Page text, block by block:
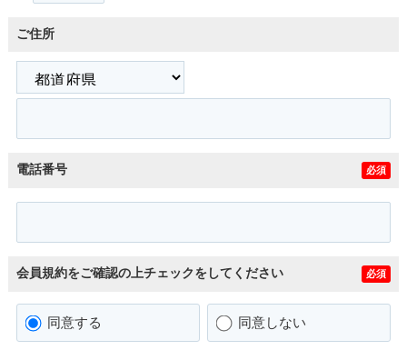
ご住所
電話番号 必須
会員規約をご確認の上チェックをしてください 必須
同意する 同意しない